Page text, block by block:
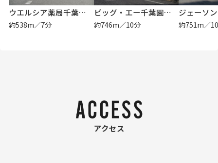
ウエルシア薬局千葉園生店
約538m／7分
ビッグ・エー千葉園生店
約746m／10分
ジェーソ
約751m／
アクセス